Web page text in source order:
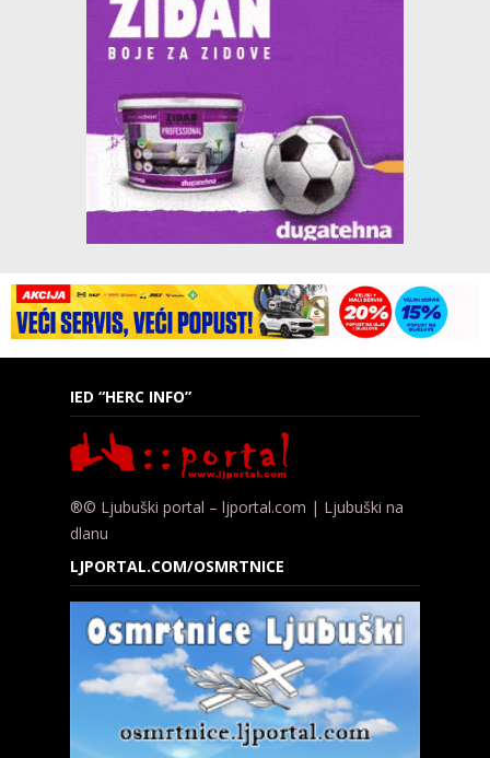
IED “HERC INFO”
®© Ljubuški portal – ljportal.com | Ljubuški na
dlanu
LJPORTAL.COM/OSMRTNICE